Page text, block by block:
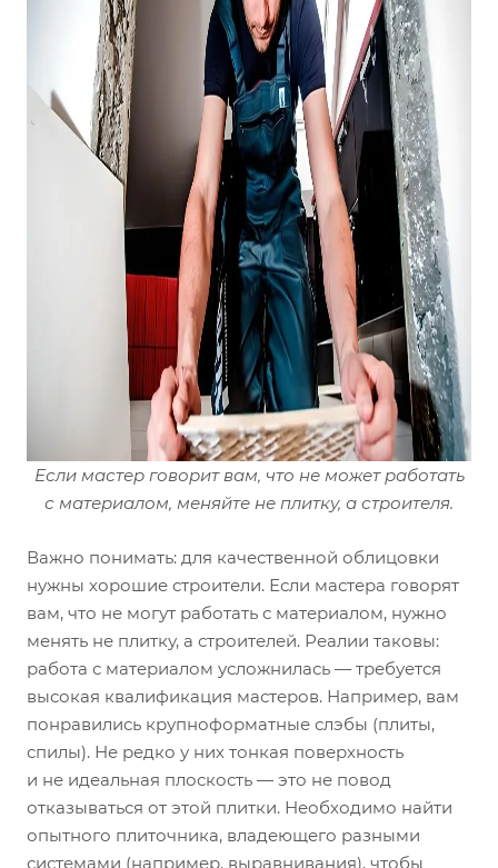
Если мастер говорит вам, что не может работать
с материалом, меняйте не плитку, а строителя.
Важно понимать: для качественной облицовки
нужны хорошие строители. Если мастера говорят
вам, что не могут работать с материалом, нужно
менять не плитку, а строителей. Реалии таковы:
работа с материалом усложнилась — требуется
высокая квалификация мастеров. Например, вам
понравились крупноформатные слэбы (плиты,
спилы). Не редко у них тонкая поверхность
и не идеальная плоскость — это не повод
отказываться от этой плитки. Необходимо найти
опытного плиточника, владеющего разными
системами (например, выравнивания), чтобы